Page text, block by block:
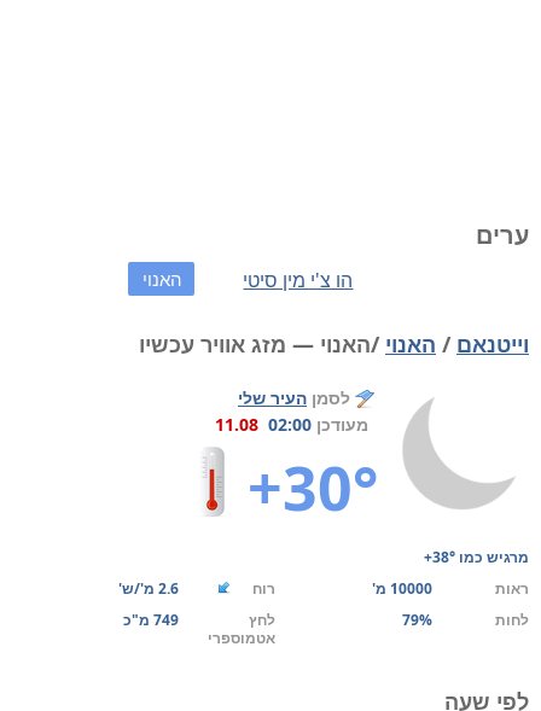
ערים
האנוי הו צ'י מין סיטי
וייטנאם / האנוי /האנוי — מזג אוויר עכשיו
לסמן העיר שלי
מעודכן 02:00
11.08
+30°
מרגיש כמו +38°
ראות
10000 מ' רוח
2.6 מ'/ש'
לחות
79%
לחץ
אטמוספרי
749 מ"כ
לפי שעה